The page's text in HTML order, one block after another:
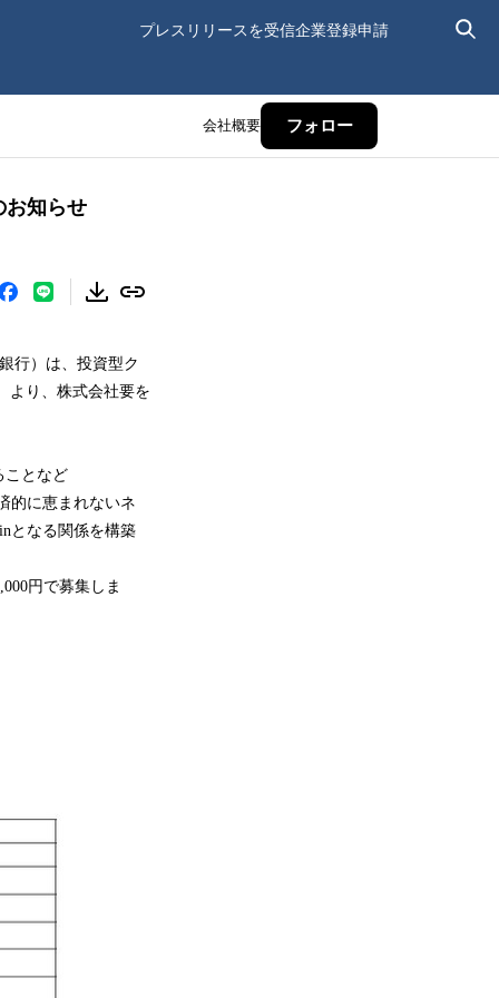
プレスリリースを受信企業登録申請
会社概要 フォロー
お知らせ
行）は、投資型ク
より、株式会社要を
ことなど
的に恵まれないネ
となる関係を構築
円で募集しま